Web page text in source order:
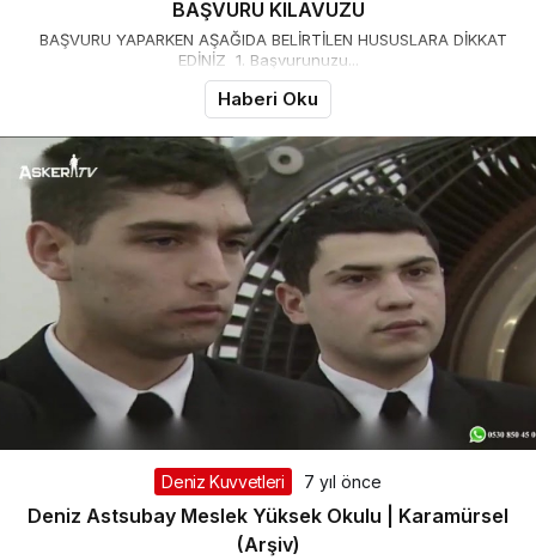
BAŞVURU KILAVUZU
BAŞVURU YAPARKEN AŞAĞIDA BELİRTİLEN HUSUSLARA DİKKAT
EDİNİZ 1. Başvurunuzu...
Haberi Oku
Deniz Kuvvetleri 7 yıl önce
Deniz Astsubay Meslek Yüksek Okulu | Karamürsel
(Arşiv)